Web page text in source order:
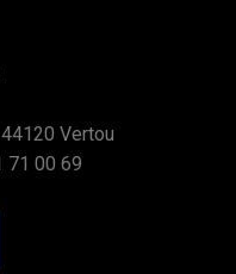
Vertou
71 00 69